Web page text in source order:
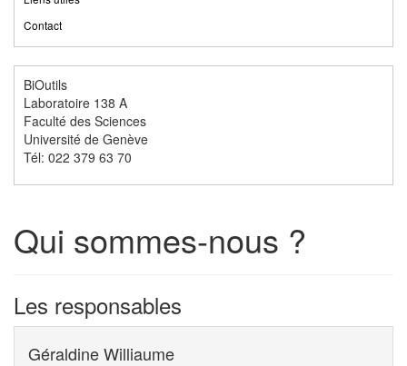
Contact
BiOutils
Laboratoire 138 A
Faculté des Sciences
Université de Genève
Tél: 022 379 63 70
Qui sommes-nous ?
Les responsables
Géraldine Williaume